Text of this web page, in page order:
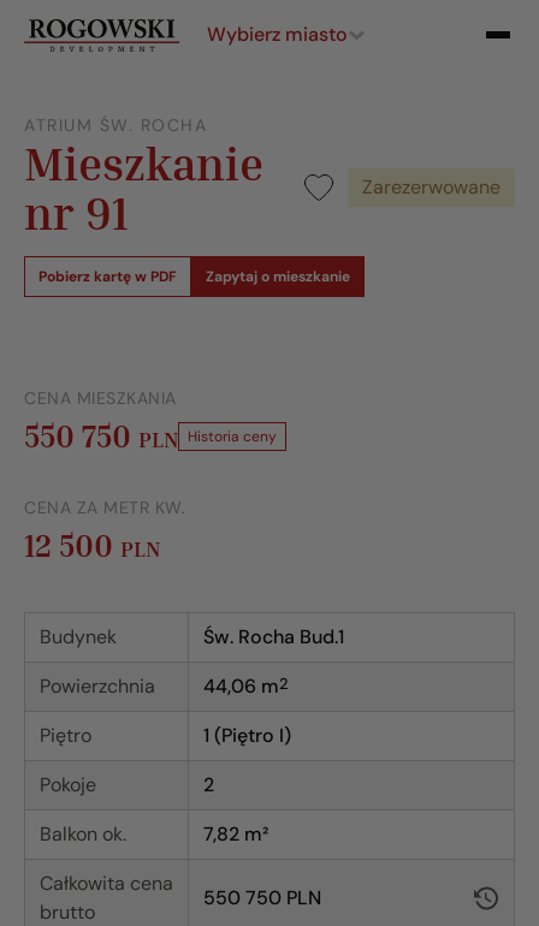
Wybierz miasto
ATRIUM ŚW. ROCHA
Mieszkanie
nr 91
Zarezerwowane
Pobierz kartę w PDF Zapytaj o mieszkanie
CENA MIESZKANIA
550 750 PLN Historia ceny
CENA ZA METR KW.
12 500 PLN
Budynek
Św. Rocha Bud.1
Powierzchnia
44,06 m2
Piętro
1 (Piętro I)
Pokoje
2
Balkon ok.
7,82 m²
Całkowita cena
brutto
550 750 PLN